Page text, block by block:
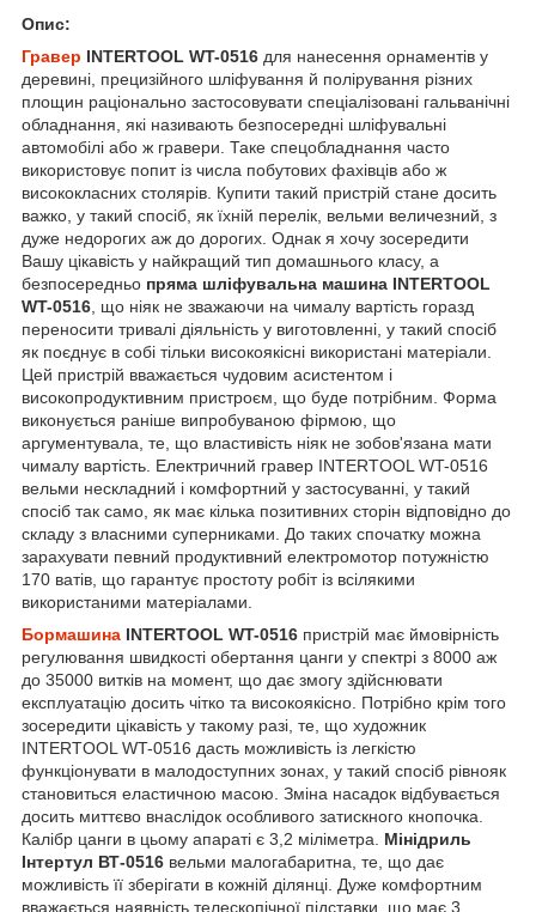
Опис:
Гравер INTERTOOL WT-0516 для нанесення орнаментів у
деревині, прецизійного шліфування й полірування різних
площин раціонально застосовувати спеціалізовані гальванічні
обладнання, які називають безпосередні шліфувальні
автомобілі або ж гравери. Таке спецобладнання часто
використовує попит із числа побутових фахівців або ж
висококласних столярів. Купити такий пристрій стане досить
важко, у такий спосіб, як їхній перелік, вельми величезний, з
дуже недорогих аж до дорогих. Однак я хочу зосередити
Вашу цікавість у найкращий тип домашнього класу, а
безпосередньо пряма шліфувальна машина INTERTOOL
WT-0516 , що ніяк не зважаючи на чималу вартість горазд
переносити тривалі діяльність у виготовленні, у такий спосіб
як поєднує в собі тільки високоякісні використані матеріали.
Цей пристрій вважається чудовим асистентом і
високопродуктивним пристроєм, що буде потрібним. Форма
виконується раніше випробуваною фірмою, що
аргументувала, те, що властивість ніяк не зобов'язана мати
чималу вартість. Електричний гравер INTERTOOL WT-0516
вельми нескладний і комфортний у застосуванні, у такий
спосіб так само, як має кілька позитивних сторін відповідно до
складу з власними суперниками. До таких спочатку можна
зарахувати певний продуктивний електромотор потужністю
170 ватів, що гарантує простоту робіт із всілякими
використаними матеріалами.
Бормашина INTERTOOL WT-0516 пристрій має ймовірність
регулювання швидкості обертання цанги у спектрі з 8000 аж
до 35000 витків на момент, що дає змогу здійснювати
експлуатацію досить чітко та високоякісно. Потрібно крім того
зосередити цікавість у такому разі, те, що художник
INTERTOOL WT-0516 дасть можливість із легкістю
функціонувати в малодоступних зонах, у такий спосіб рівнояк
становиться еластичною масою. Зміна насадок відбувається
досить миттєво внаслідок особливого затискного кнопочка.
Калібр цанги в цьому апараті є 3,2 міліметра. Мінідриль
Інтертул ВТ-0516 вельми малогабаритна, те, що дає
можливість її зберігати в кожній ділянці. Дуже комфортним
вважається наявність телескопічної підставки, що має 3